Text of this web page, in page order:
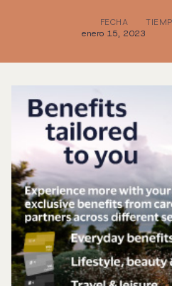
FECHA
enero 15, 2023